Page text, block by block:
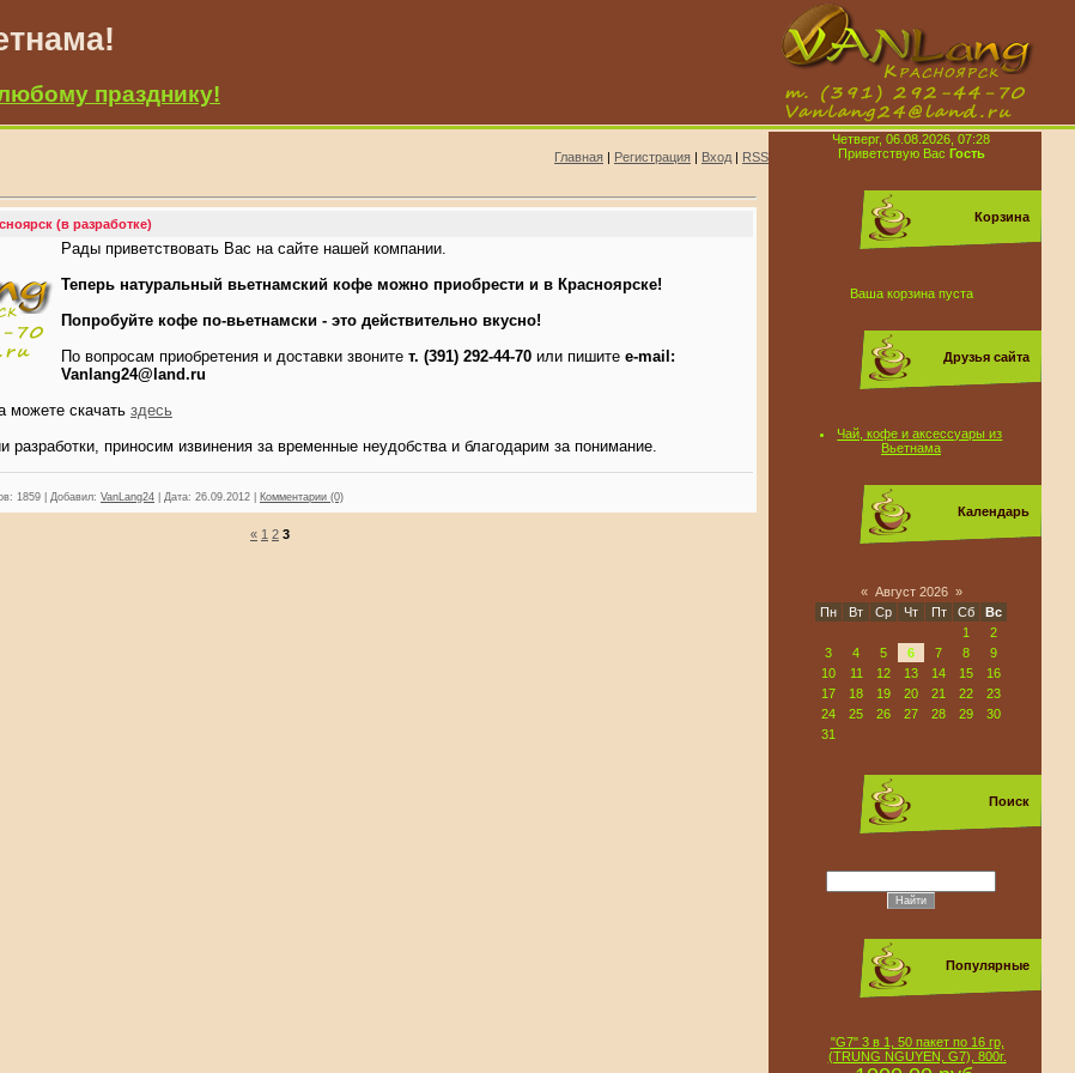
празднику!
Главная | Регистрация | Вход | RSS
(в разработке)
Рады приветствовать Вас на сайте нашей компании.
Теперь натуральный вьетнамский кофе можно приобрести и в Красноярске!
Попробуйте кофе по-вьетнамски - это действительно вкусно!
По вопросам приобретения и доставки звоните т. (391) 292-44-70 или пишите e-mail:
Vanlang24@land.ru
можете скачать здесь
разработки, приносим извинения за временные неудобства и благодарим за понимание.
1859 Добавил: VanLang24 Дата: 26.09.2012 Комментарии (0)
« 1 2 3
Четверг, 06.08.2026, 07:28
Приветствую Вас Гость
Корзина
Ваша корзина пуста
Друзья сайта
Чай, кофе и аксессуары из
Вьетнама
Календарь
« Август 2026 »
Пн
Вт Ср Чт Пт Сб
Вс
1
2
3
4 5 6 7 8
9
10
11 12 13 14 15
16
17
18 19 20 21 22
23
24
25 26 27 28 29
30
31
Поиск
Популярные
"G7" 3 в 1, 50 пакет по 16 гр,
(TRUNG NGUYEN, G7), 800г.